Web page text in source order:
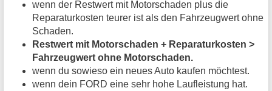
wenn der Restwert mit Motorschaden plus die
Reparaturkosten teurer ist als den Fahrzeugwert ohne
Schaden.
Restwert mit Motorschaden + Reparaturkosten >
Fahrzeugwert ohne Motorschaden.
wenn du sowieso ein neues Auto kaufen möchtest.
wenn dein FORD eine sehr hohe Laufleistung hat.